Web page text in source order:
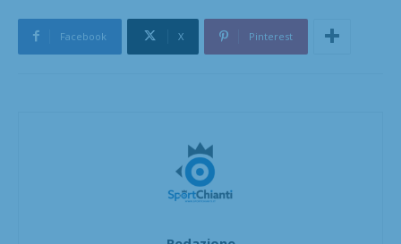
Facebook X Pinterest